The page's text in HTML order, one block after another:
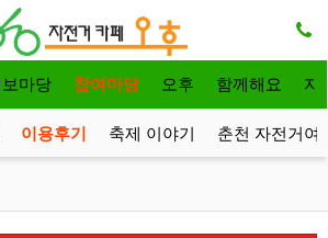
마당 참여마당 오후 함께해요 자
이용후기 축제 이야기 춘천 자전거여